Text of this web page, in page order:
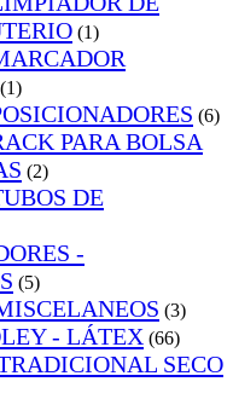
(1)
(1)
(6)
PARA BOLSA
(2)
DE
-
(5)
(3)
- LÁTEX (66)
SECO